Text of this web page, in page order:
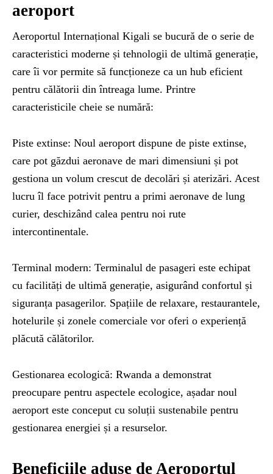
aeroport
Aeroportul Internațional Kigali se bucură de o serie de
caracteristici moderne și tehnologii de ultimă generație,
care îi vor permite să funcționeze ca un hub eficient
pentru călătorii din întreaga lume. Printre
caracteristicile cheie se numără:
Piste extinse: Noul aeroport dispune de piste extinse,
care pot găzdui aeronave de mari dimensiuni și pot
gestiona un volum crescut de decolări și aterizări. Acest
lucru îl face potrivit pentru a primi aeronave de lung
curier, deschizând calea pentru noi rute
intercontinentale.
Terminal modern: Terminalul de pasageri este echipat
cu facilități de ultimă generație, asigurând confortul și
siguranța pasagerilor. Spațiile de relaxare, restaurantele,
hotelurile și zonele comerciale vor oferi o experiență
plăcută călătorilor.
Gestionarea ecologică: Rwanda a demonstrat
preocupare pentru aspectele ecologice, așadar noul
aeroport este conceput cu soluții sustenabile pentru
gestionarea energiei și a resurselor.
Beneficiile aduse de Aeroportul